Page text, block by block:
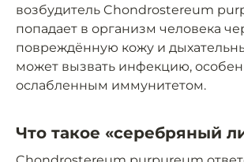
возбудитель Chondrostereum
попадает в организм человека
повреждённую кожу и
может вызвать инфекцию,
ослабленным иммунитетом.
Что такое «серебряный